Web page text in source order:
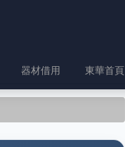
器材借用 東華首頁